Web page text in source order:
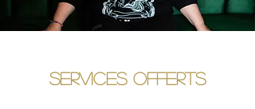
Services offerts